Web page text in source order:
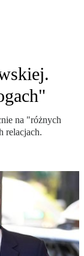
na "różnych
relacjach.